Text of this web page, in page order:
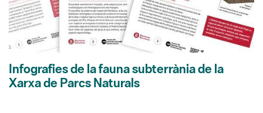
Infografies de la fauna subterrània de la
Xarxa de Parcs Naturals